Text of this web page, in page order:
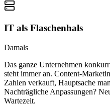
IT als Flaschenhals
Damals
Das ganze Unternehmen
steht immer an. Content-
Zahlen verkauft, Hauptsache
Nachträgliche Anpassungen?
Wartezeit.